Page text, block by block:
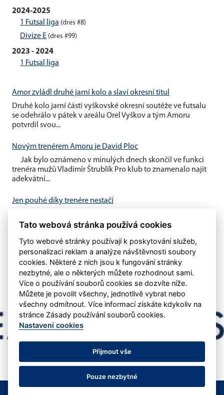
2024-2025
1 Futsal liga (dres #8)
Divize E (dres #99)
2023 - 2024
1 Futsal liga
Amor zvládl druhé jarní kolo a slaví okresní titul
Druhé kolo jarní části vyškovské okresní soutěže ve futsalu
se odehrálo v pátek v areálu Orel Vyškov a tým Amoru
potvrdil svou...
Novým trenérem Amoru je David Ploc
Jak bylo oznámeno v minulých dnech skončil ve funkci
trenéra mužů Vladimír Štrublík Pro klub to znamenalo najít
adekvátní...
Jen pouhé díky trenére nestačí
Štrublíka u našeho áčka Domníváme se, že pouhé
Tato webová stránka používá cookies
Tyto webové stránky používají k poskytování služeb,
personalizaci reklam a analýze návštěvnosti soubory
cookies. Některé z nich jsou k fungování stránky
nezbytné, ale o některých můžete rozhodnout sami.
Více o používání souborů cookies se dozvíte níže.
Můžete je povolit všechny, jednotlivě vybrat nebo
všechny odmítnout. Více informací získáte kdykoliv na
stránce Zásady používání souborů cookies.
Nastavení cookies
Přijmout vše
Pouze nezbytné